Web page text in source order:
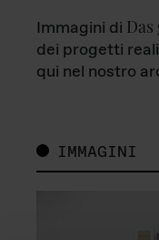
Immagini di Das
dei progetti
qui nel nostro
IMMAGINI